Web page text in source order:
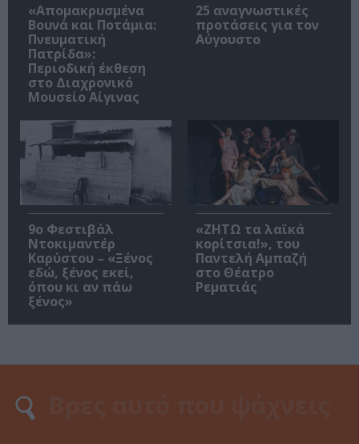
«Απομακρυσμένα
Βουνά και Ποτάμια:
Πνευματική
Πατρίδα»:
Περιοδική έκθεση
στο Διαχρονικό
Μουσείο Αίγινας
25 αναγνωστικές
προτάσεις για τον
Αύγουστο
9ο Φεστιβάλ
Ντοκιμαντέρ
Καρύστου – «Ξένος
εδώ, ξένος εκεί,
όπου κι αν πάω
ξένος»
«ΖΗΤΩ τα λαϊκά
κορίτσια!», του
Παντελή Αμπαζή
στο Θέατρο
Ρεματιάς